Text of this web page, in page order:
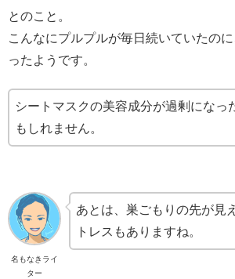
とのこと。
こんなにプルプルが毎日続いていたの
ったようです。
シートマスクの美容成分が過剰になっ
もしれません。
名もなきライ
ター
あとは、巣ごもりの先が見
トレスもありますね。